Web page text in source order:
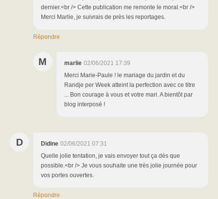
dernier.<br /> Cette publication me remonte le moral.<br />
Merci Marlie, je suivrais de près les reportages.
Répondre
M marlie 02/06/2021 17:39
Merci Marie-Paule ! le mariage du jardin et du
Randje per Week atteint la perfection avec ce titre
... Bon courage à vous et votre mari. A bientôt par
blog interposé !
D Didine 02/06/2021 07:31
Quelle jolie tentation, je vais envoyer tout ça dès que
possible.<br /> Je vous souhaite une très jolie journée pour
vos portes ouvertes.
Répondre